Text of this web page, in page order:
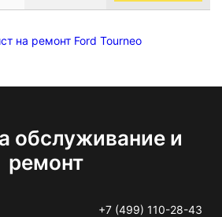
на ремонт Ford Tourneo
обслуживание и
ремонт
+7 (499) 110-28-43